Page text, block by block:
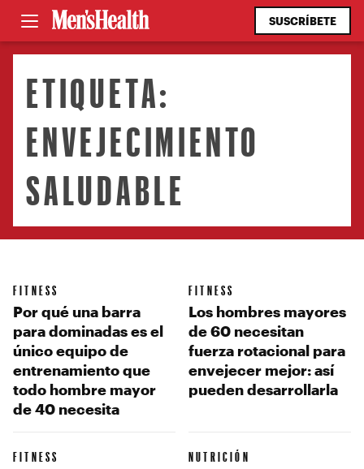
SUSCRÍBETE
ETIQUETA:
ENVEJECIMIENTO
SALUDABLE
FITNESS
Por qué una barra
para dominadas es el
único equipo de
entrenamiento que
todo hombre mayor
de 40 necesita
FITNESS
Los hombres mayores
de 60 necesitan
fuerza rotacional para
envejecer mejor: así
pueden desarrollarla
FITNESS NUTRICIÓN